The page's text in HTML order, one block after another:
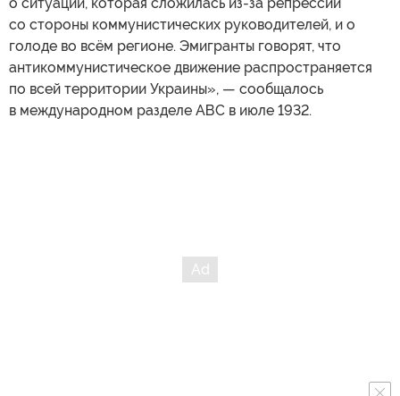
со стороны коммунистических руководителей, и о
голоде во всём регионе. Эмигранты говорят, что
антикоммунистическое движение распространяется
по всей территории Украины», — сообщалось
в международном разделе АВС в июле 1932.